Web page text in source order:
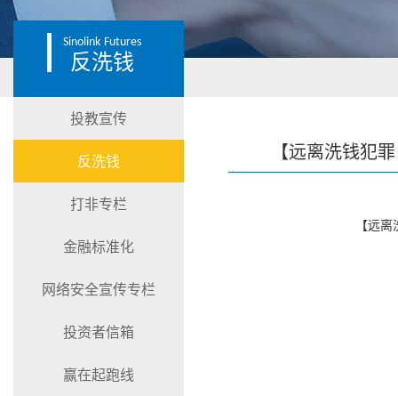
Sinolink Futures
反洗钱
投教宣传
反洗钱
打非专栏
金融标准化
网络安全宣传专栏
投资者信箱
赢在起跑线
【远离洗钱犯
【远